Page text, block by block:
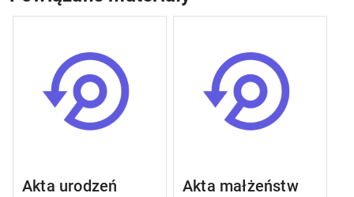
Akta urodzeń Akta małżeństw